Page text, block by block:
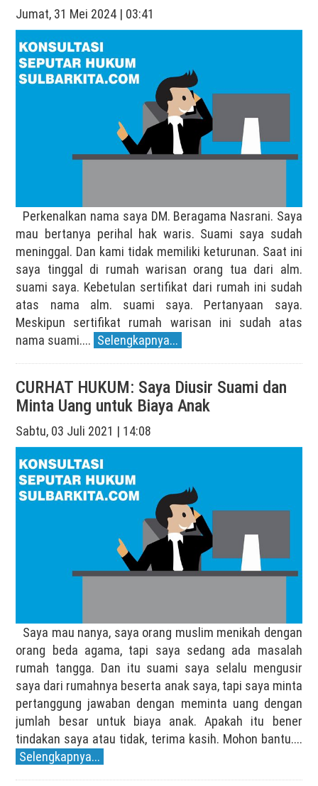
Jumat, 31 Mei 2024 | 03:41
Perkenalkan nama saya DM. Beragama Nasrani. Saya
mau bertanya perihal hak waris. Suami saya sudah
meninggal. Dan kami tidak memiliki keturunan. Saat ini
saya tinggal di rumah warisan orang tua dari alm.
suami saya. Kebetulan sertifikat dari rumah ini sudah
atas nama alm. suami saya. Pertanyaan saya.
Meskipun sertifikat rumah warisan ini sudah atas
nama suami.... Selengkapnya...
CURHAT HUKUM: Saya Diusir Suami dan
Minta Uang untuk Biaya Anak
Sabtu, 03 Juli 2021 | 14:08
Saya mau nanya, saya orang muslim menikah dengan
orang beda agama, tapi saya sedang ada masalah
rumah tangga. Dan itu suami saya selalu mengusir
saya dari rumahnya beserta anak saya, tapi saya minta
pertanggung jawaban dengan meminta uang dengan
jumlah besar untuk biaya anak. Apakah itu bener
tindakan saya atau tidak, terima kasih. Mohon bantu....
Selengkapnya...